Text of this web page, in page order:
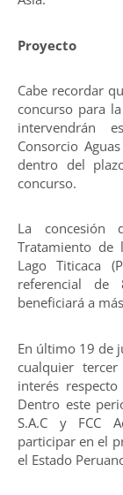
Proyecto
Cabe recordar
concurso para
intervendrán
Consorcio
dentro del
concurso.
La concesión
Tratamiento de
Lago Titicaca
referencial
beneficiará a
En último 19 de
cualquier
interés
Dentro este
S.A.C y FCC
participar en el
el Estado